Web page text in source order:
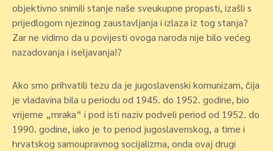
objektivno snimili stanje naše sveukupne propasti, izašli s
prijedlogom njezinog zaustavljanja i izlaza iz tog stanja?
Zar ne vidimo da u povijesti ovoga naroda nije bilo većeg
nazadovanja i iseljavanja!?
Ako smo prihvatili tezu da je jugoslavenski komunizam, čija
je vladavina bila u periodu od 1945. do 1952. godine, bio
vrijeme „mraka“ i pod isti naziv podveli period od 1952. do
1990. godine, iako je to period jugoslavenskog, a time i
hrvatskog samoupravnog socijalizma, onda ovaj drugi